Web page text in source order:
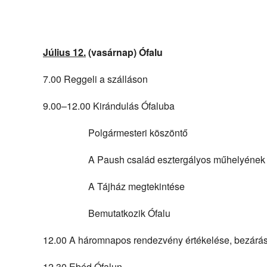
Július 12.(vasárnap) Ófalu
7.00 Reggeli a szálláson
9.00–12.00 Kirándulás Ófaluba
Polgármesteri köszöntő
A Paush család esztergályos műhelyének
A Tájház megtekintése
Bemutatkozik Ófalu
12.00 A háromnapos rendezvény értékelése,